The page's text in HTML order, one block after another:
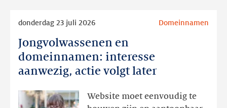
Jongvolwassenen en
domeinnamen: interesse
aanwezig, actie volgt later
donderdag 23 juli 2026 Domeinnamen
Website moet eenvoudig te
Jongvolwassenen
aanwezig,
actie